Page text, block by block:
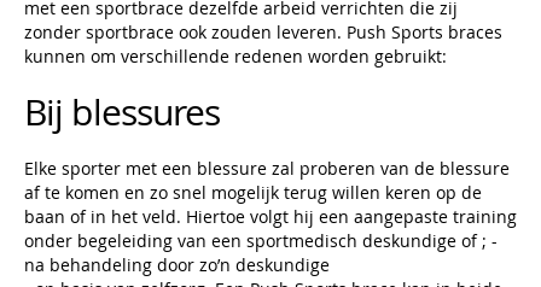
met een sportbrace dezelfde arbeid verrichten die zij
zonder sportbrace ook zouden leveren. Push Sports braces
kunnen om verschillende redenen worden gebruikt:
Bij blessures
Elke sporter met een blessure zal proberen van de blessure
af te komen en zo snel mogelijk terug willen keren op de
baan of in het veld. Hiertoe volgt hij een aangepaste training
onder begeleiding van een sportmedisch deskundige of ; -
na behandeling door zo’n deskundige